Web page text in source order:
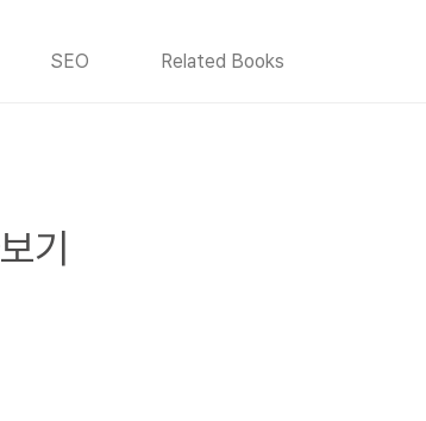
SEO Related Books
기